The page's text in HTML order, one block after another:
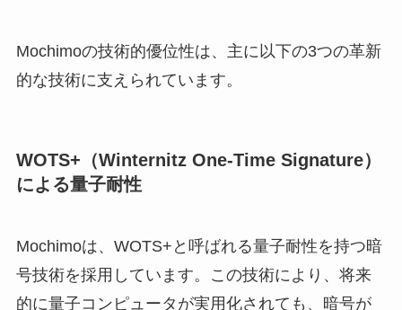
Mochimoの技術的優位性は、主に以下の3つの革新
的な技術に支えられています。
WOTS+（Winternitz One-Time Signature）
による量子耐性
Mochimoは、WOTS+と呼ばれる量子耐性を持つ暗
号技術を採用しています。この技術により、将来
的に量子コンピュータが実用化されても、暗号が